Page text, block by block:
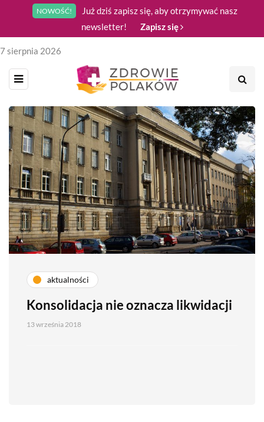
NOWOŚĆ!
Już dziś zapisz się, aby otrzymywać nasz
newsletter!
Zapisz się
7 sierpnia 2026
aktualności
Konsolidacja nie oznacza likwidacji
13 września 2018